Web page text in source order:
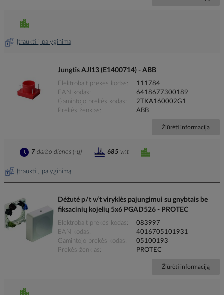
Įtraukti į palyginimą
Jungtis AJI13 (E1400714) - ABB
Elektrobalt prekės kodas
111784
EAN kodas
6418677300189
Gamintojo prekės kodas
2TKA160002G1
Prekės ženklas
ABB
Žiūrėti informaciją
Įtraukti į palyginimą
7 darbo dienos (-ų) 685 vnt
Dėžutė p/t v/t viryklės pajungimui su gnybtais be
fiksacinių kojelių 5x6 PGAD526 - PROTEC
Elektrobalt prekės kodas
083997
EAN kodas
4016705101931
Gamintojo prekės kodas
05100193
Prekės ženklas
PROTEC
Žiūrėti informaciją